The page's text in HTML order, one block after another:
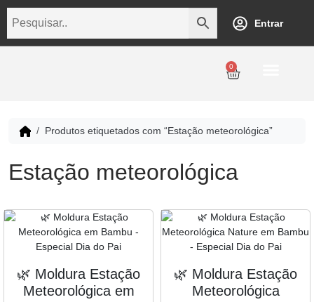
Entrar
0
Produtos etiquetados com “Estação meteorológica”
Estação meteorológica
🌿 Moldura Estação
Meteorológica em
🌿 Moldura Estação
Meteorológica